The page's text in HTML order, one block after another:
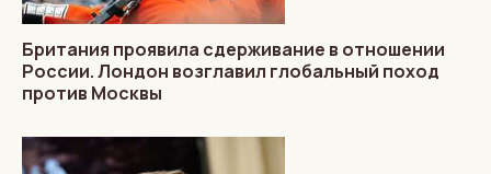
Британия проявила сдерживание в отношении
России. Лондон возглавил глобальный поход
против Москвы